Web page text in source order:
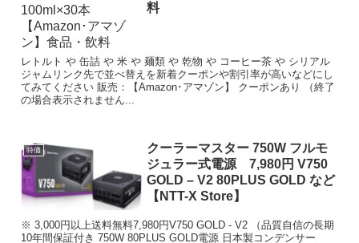
料
レトルト や 缶詰 や 米 や 麺類 や 乾物 や コーヒー茶 や シリアル
ジャムリンク先で並べ替えを新着クーポンや割引率が高いなどにし
てみてください 販売：【Amazon･アマゾン】 クーポンあり （終了
の場合表示されません...
特価
クーラーマスター 750W フルモ
ジュラー式電源 7,980円 V750
GOLD – V2 80PLUS GOLD など
【NTT-X Store】
※ 3,000円以上送料無料7,980円V750 GOLD - V2 （品質自信の長期
10年間保証付き 750W 80PLUS GOLD電源 日本製コンデンサー